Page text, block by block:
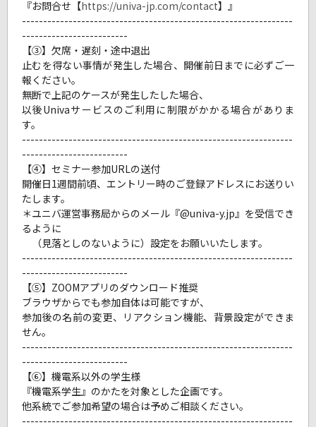
『お問合せ【https://univa-jp.com/contact】』
----------------------------------------------------------------
-------------------------
【➂】欠席・遅刻・途中退出
止むを得ない事情が発生した場合、開催前日までに必ずご一
報ください。
無断で上記のケースが発生したした場合、
以後Univaサービスのご利用に制限がかかる場合がありま
す。
----------------------------------------------------------------
-------------------------
【④】セミナー参加URLの送付
開催日1週間前頃、エントリー時のご登録アドレスにお送りい
たします。
＊ユニバ運営事務局からのメール『@univa-y.jp』を受信でき
るように
（見落としのないように）設定をお願いいたします。
----------------------------------------------------------------
-------------------------
【⑤】ZOOMアプリのダウンロード推奨
ブラウザからでも参加自体は可能ですが、
参加後の名前の変更、リアクション機能、背景設定ができま
せん。
----------------------------------------------------------------
-------------------------
【⑥】機電系以外の学生様
『機電系学生』のかたを対象とした企画です。
他系統でご参加希望の場合は予めご相談ください。
----------------------------------------------------------------